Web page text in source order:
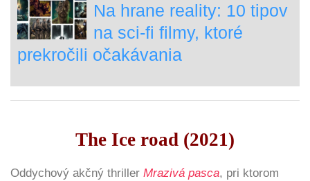
Na hrane reality: 10 tipov
na sci-fi filmy, ktoré
prekročili očakávania
The Ice road (2021)
Oddychový akčný thriller Mrazivá pasca, pri ktorom